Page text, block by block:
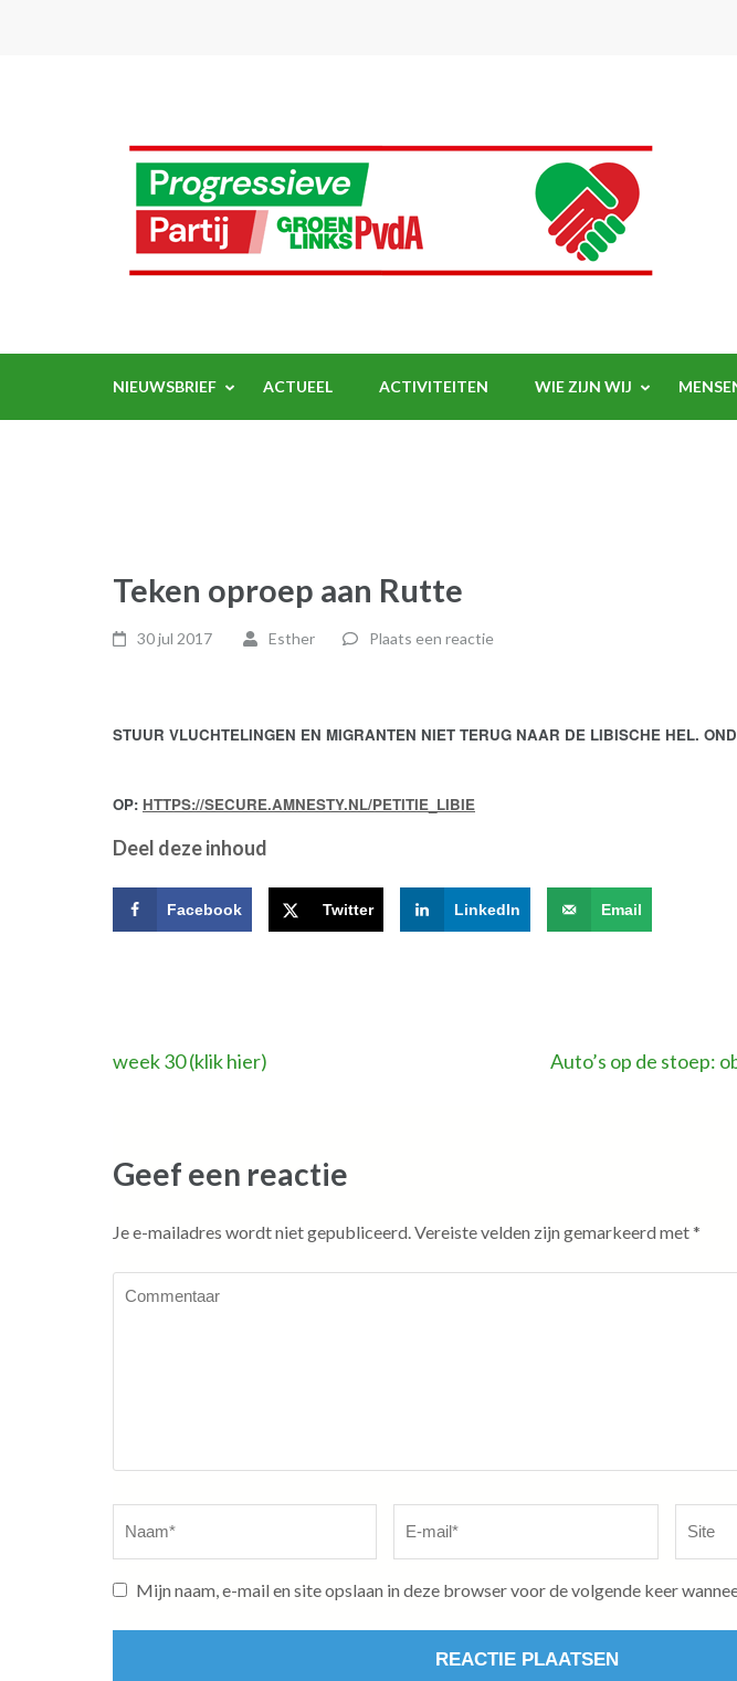
NIEUWSBRIEF ACTUEEL ACTIVITEITEN WIE ZIJN WIJ
Teken oproep aan Rutte
30 jul 2017 Esther Plaats een reactie
STUUR VLUCHTELINGEN EN MIGRANTEN NIET TERUG NAAR DE LIBISCHE HEL.
OP: HTTPS://SECURE.AMNESTY.NL/PETITIE_LIBIE
Deel deze inhoud
Facebook Twitter LinkedIn Email
Bericht
week 30 (klik hier) Auto’s op de stoep:
Geef een reactie
Je e-mailadres wordt niet gepubliceerd. Vereiste velden zijn gemarkeerd met*
mail*
Mijn naam, e-mail en site opslaan in deze browser voor de volgende keer